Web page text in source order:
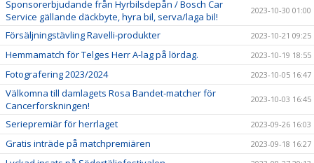
Sponsorerbjudande från Hyrbilsdepån / Bosch Car
Service gällande däckbyte, hyra bil, serva/laga bil!
2023-10-30 01:00
Försäljningstävling Ravelli-produkter 2023-10-21 09:25
Hemmamatch för Telges Herr A-lag på lördag. 2023-10-19 18:55
Fotografering 2023/2024 2023-10-05 16:47
Välkomna till damlagets Rosa Bandet-matcher för
Cancerforskningen!
2023-10-03 16:45
Seriepremiär för herrlaget 2023-09-26 16:03
Gratis inträde på matchpremiären 2023-09-18 16:27